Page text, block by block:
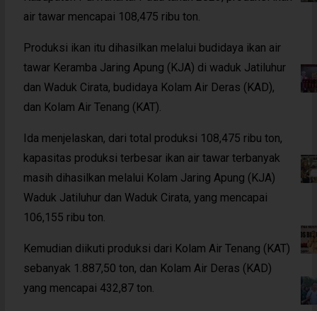
air tawar mencapai 108,475 ribu ton.
Produksi ikan itu dihasilkan melalui budidaya ikan air
tawar Keramba Jaring Apung (KJA) di waduk Jatiluhur
dan Waduk Cirata, budidaya Kolam Air Deras (KAD),
dan Kolam Air Tenang (KAT).
Ida menjelaskan, dari total produksi 108,475 ribu ton,
kapasitas produksi terbesar ikan air tawar terbanyak
masih dihasilkan melalui Kolam Jaring Apung (KJA)
Waduk Jatiluhur dan Waduk Cirata, yang mencapai
106,155 ribu ton.
Kemudian diikuti produksi dari Kolam Air Tenang (KAT)
sebanyak 1.887,50 ton, dan Kolam Air Deras (KAD)
yang mencapai 432,87 ton.